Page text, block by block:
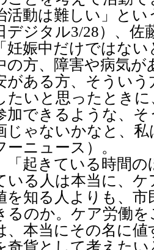
活動は難しい」と
デジタル3/28）、
「妊娠中だけではな
の方、障害や病気が
がある方、そうい
たいと思ったとき
加できるような、
じゃないかなと、
ーニュース）。
「起きている時間の
いる人は本当に、
を知る人よりも、
るのか。ケア労働
、本当にその名に
奇貨として考えた